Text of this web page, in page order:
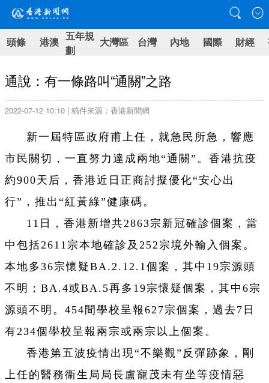
頭條 港澳 五年規
劃
大灣區 台灣 內地 國際 財經
通說：有一條路叫“通關”之路
2022-07-12 10:10 | 稿件來源：香港新聞網
新一屆特區政府甫上任，就急民所急，響應
市民關切，一直努力達成兩地“通關”。香港抗疫
約900天后，香港近日正商討擬優化“安心出
行”，推出“紅黃綠”健康碼。
11日，香港新增共2863宗新冠確診個案，當
中包括2611宗本地確診及252宗境外輸入個案。
本地多36宗懷疑BA.2.12.1個案，其中19宗源頭
不明；BA.4或BA.5再多19宗懷疑個案，其中6宗
源頭不明。454間學校呈報627宗個案，過去7日
有234個學校呈報兩宗或兩宗以上個案。
香港第五波疫情出現“不樂觀”反彈跡象，剛
上任的醫務衞生局局長盧寵茂未有坐等疫情惡